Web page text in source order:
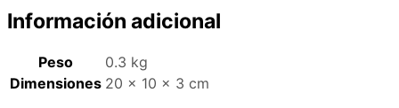
Información adicional
Peso
0.3 kg
Dimensiones 20 × 10 × 3 cm